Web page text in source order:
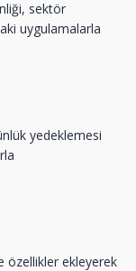
sektör
uygulamalarla
yedeklemesi
özellikler ekleyerek